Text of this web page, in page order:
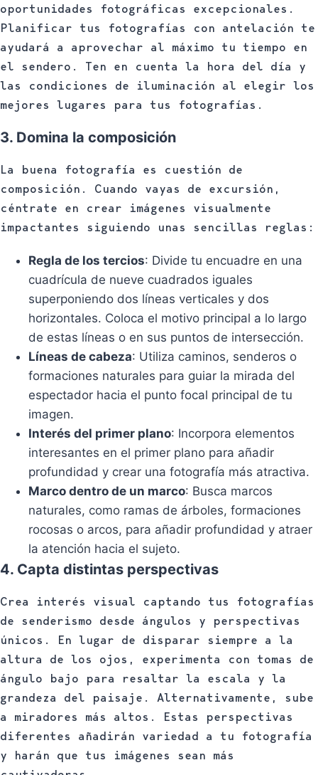
oportunidades fotográficas excepcionales.
Planificar tus fotografías con antelación te
ayudará a aprovechar al máximo tu tiempo en
el sendero. Ten en cuenta la hora del día y
las condiciones de iluminación al elegir los
mejores lugares para tus fotografías.
3. Domina la composición
La buena fotografía es cuestión de
composición. Cuando vayas de excursión,
céntrate en crear imágenes visualmente
impactantes siguiendo unas sencillas reglas:
Regla de los tercios: Divide tu encuadre en una
cuadrícula de nueve cuadrados iguales
superponiendo dos líneas verticales y dos
horizontales. Coloca el motivo principal a lo largo
de estas líneas o en sus puntos de intersección.
Líneas de cabeza: Utiliza caminos, senderos o
formaciones naturales para guiar la mirada del
espectador hacia el punto focal principal de tu
imagen.
Interés del primer plano: Incorpora elementos
interesantes en el primer plano para añadir
profundidad y crear una fotografía más atractiva.
Marco dentro de un marco: Busca marcos
naturales, como ramas de árboles, formaciones
rocosas o arcos, para añadir profundidad y atraer
la atención hacia el sujeto.
4. Capta distintas perspectivas
Crea interés visual captando tus fotografías
de senderismo desde ángulos y perspectivas
únicos. En lugar de disparar siempre a la
altura de los ojos, experimenta con tomas de
ángulo bajo para resaltar la escala y la
grandeza del paisaje. Alternativamente, sube
a miradores más altos. Estas perspectivas
diferentes añadirán variedad a tu fotografía
y harán que tus imágenes sean más